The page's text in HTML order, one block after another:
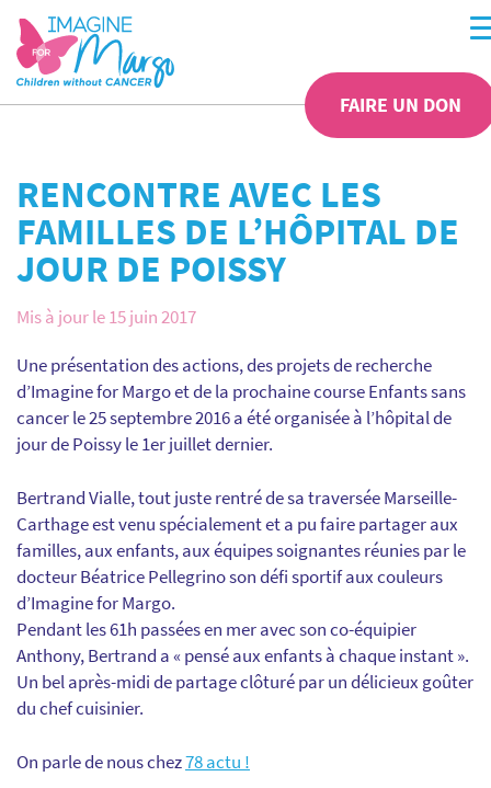
FAIRE UN DON
RENCONTRE AVEC LES
FAMILLES DE L’HÔPITAL DE
JOUR DE POISSY
Mis à jour le 15 juin 2017
Une présentation des actions, des projets de recherche
d’Imagine for Margo et de la prochaine course Enfants sans
cancer le 25 septembre 2016 a été organisée à l’hôpital de
jour de Poissy le 1er juillet dernier.
Bertrand Vialle, tout juste rentré de sa traversée Marseille-
Carthage est venu spécialement et a pu faire partager aux
familles, aux enfants, aux équipes soignantes réunies par le
docteur Béatrice Pellegrino son défi sportif aux couleurs
d’Imagine for Margo.
Pendant les 61h passées en mer avec son co-équipier
Anthony, Bertrand a « pensé aux enfants à chaque instant ».
Un bel après-midi de partage clôturé par un délicieux goûter
du chef cuisinier.
On parle de nous chez78 actu !